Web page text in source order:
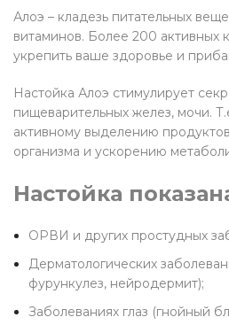
Алоэ – кладезь питательных
витаминов. Более 200 активных
укрепить ваше здоровье и
Настойка Алоэ стимулирует
пищеварительных желез, мочи.
активному выделению
организма и ускорению
Настойка
ОРВИ и других простудных
Дерматологических
фурункулез, нейродермит);
Заболеваниях глаз (гнойный